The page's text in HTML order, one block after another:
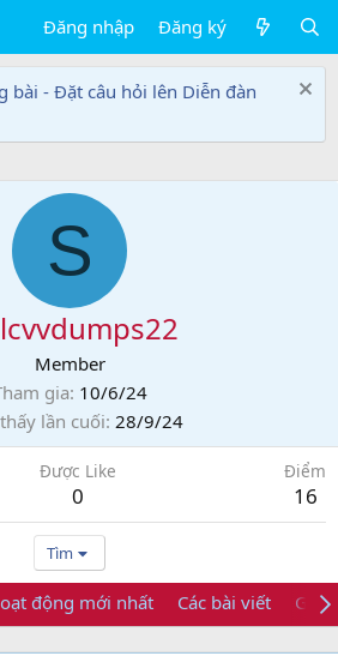
Đăng nhập Đăng ký
bài - Đặt câu hỏi lên Diễn đàn
S
Member
gia 10/6/24
lần cuối 28/9/24
Được Like
0
Điểm
16
Tìm
động mới nhất Các bài viết Giới